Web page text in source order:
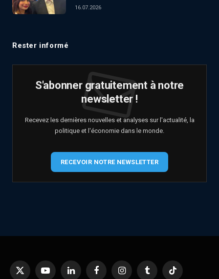
16.07.2026
Rester informé
S'abonner gratuitement à notre
newsletter !
Recevez les dernières nouvelles et analyses sur l'actualité, la
politique et l'économie dans le monde.
RECEVOIR NOTRE NEWSLETTER
X YouTubeLinkedIn FacebookInstagramTumblr TikTok